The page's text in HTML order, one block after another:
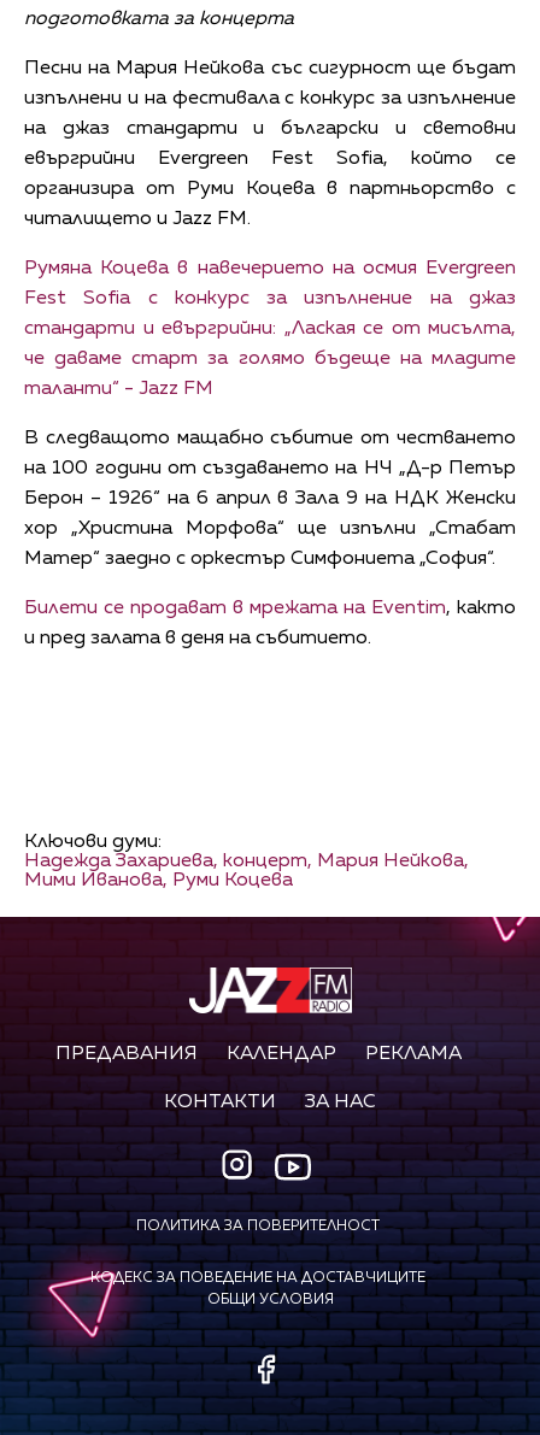
подготовката за концерта
Песни на Мария Нейкова със сигурност ще бъдат
изпълнени и на фестивала с конкурс за изпълнение
на джаз стандарти и български и световни
евъргрийни Evergreen Fest Sofia, който се
организира от Руми Коцева в партньорство с
читалището и Jazz FM.
Румяна Коцева в навечерието на осмия Evergreen
Fest Sofia с конкурс за изпълнение на джаз
стандарти и евъргрийни: „Лаская се от мисълта,
че даваме старт за голямо бъдеще на младите
таланти“ - Jazz FM
В следващото мащабно събитие от честването
на 100 години от създаването на НЧ „Д-р Петър
Берон – 1926“ на 6 април в Зала 9 на НДК Женски
хор „Христина Морфова“ ще изпълни „Стабат
Матер“ заедно с оркестър Симфониета „София“.
Билети се продават в мрежата на Eventim, както
и пред залата в деня на събитието.
Ключови думи:
Надежда Захариева, концерт, Мария Нейкова,
Мими Иванова, Руми Коцева
ПРЕДАВАНИЯ КАЛЕНДАР РЕКЛАМА
КОНТАКТИ ЗА НАС
ПОЛИТИКА ЗА ПОВЕРИТЕЛНОСТ
КОДЕКС ЗА ПОВЕДЕНИЕ НА ДОСТАВЧИЦИТЕ
ОБЩИ УСЛОВИЯ